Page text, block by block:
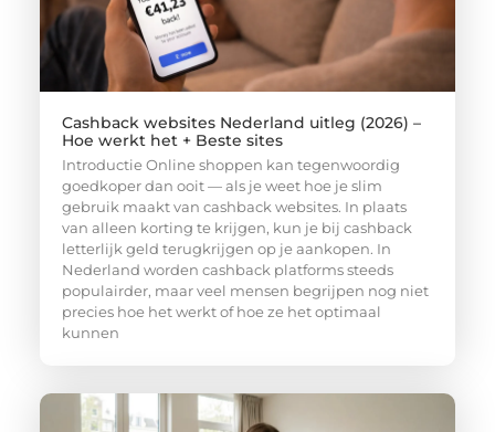
Cashback websites Nederland uitleg (2026) –
Hoe werkt het + Beste sites
Introductie Online shoppen kan tegenwoordig
goedkoper dan ooit — als je weet hoe je slim
gebruik maakt van cashback websites. In plaats
van alleen korting te krijgen, kun je bij cashback
letterlijk geld terugkrijgen op je aankopen. In
Nederland worden cashback platforms steeds
populairder, maar veel mensen begrijpen nog niet
precies hoe het werkt of hoe ze het optimaal
kunnen